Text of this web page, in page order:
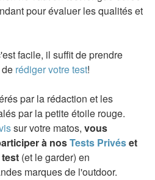
pour évaluer les qualités et
facile, il suffit de prendre
rédiger votre test!
par la rédaction et les
par la petite étoile rouge.
sur votre matos, vous
à nosTests Privéset
(et le garder) en
marques de l'outdoor.